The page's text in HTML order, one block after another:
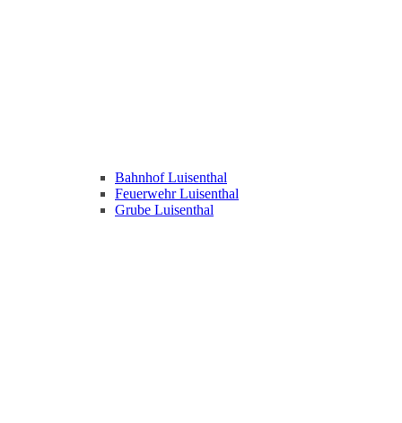
Bahnhof Luisenthal
Feuerwehr Luisenthal
Grube Luisenthal